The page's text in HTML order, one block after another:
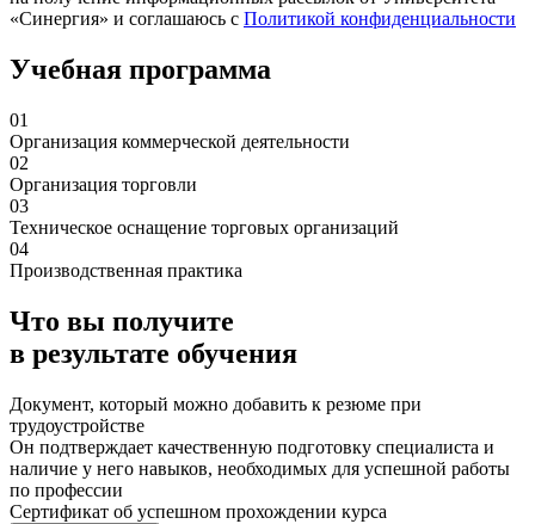
«Синергия» и соглашаюсь c Политикой конфиденциальности
Учебная программа
01
Организация коммерческой деятельности
02
Организация торговли
03
Техническое оснащение торговых организаций
04
Производственная практика
Что вы получите
в результате обучения
Документ, который можно добавить к резюме при
трудоустройстве
Он подтверждает качественную подготовку специалиста и
наличие у него навыков, необходимых для успешной работы
по профессии
Сертификат об успешном прохождении курса